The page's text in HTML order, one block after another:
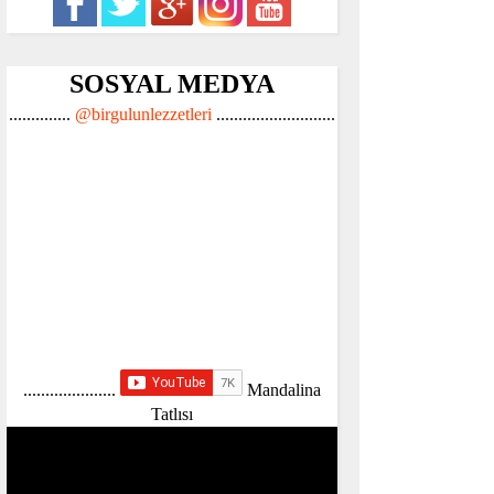
SOSYAL MEDYA
.............. @birgulunlezzetleri ...........................
.....................
Mandalina
Tatlısı